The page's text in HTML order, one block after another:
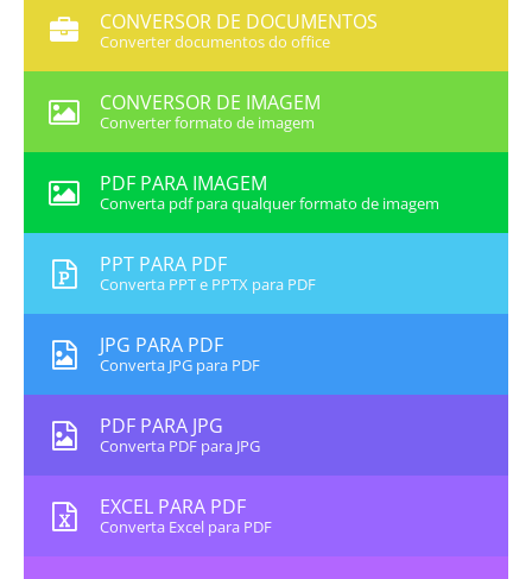
CONVERSOR DE DOCUMENTOS
Converter documentos do office
CONVERSOR DE IMAGEM
Converter formato de imagem
PDF PARA IMAGEM
Converta pdf para qualquer formato de imagem
PPT PARA PDF
Converta PPT e PPTX para PDF
JPG PARA PDF
Converta JPG para PDF
PDF PARA JPG
Converta PDF para JPG
EXCEL PARA PDF
Converta Excel para PDF